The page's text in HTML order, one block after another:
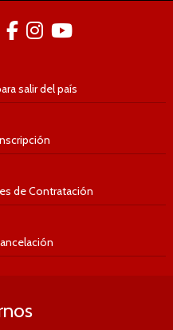
salir del país
de Contratación